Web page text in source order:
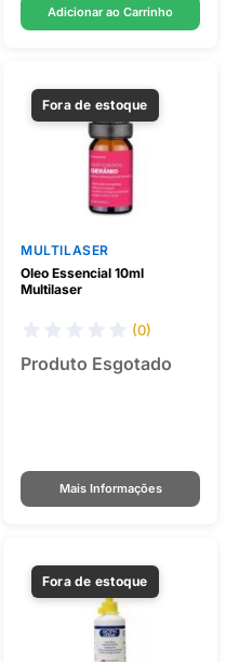
Adicionar ao Carrinho
Fora de estoque
MULTILASER
Oleo Essencial 10ml
Multilaser
(0)
Produto Esgotado
Mais Informações
Fora de estoque